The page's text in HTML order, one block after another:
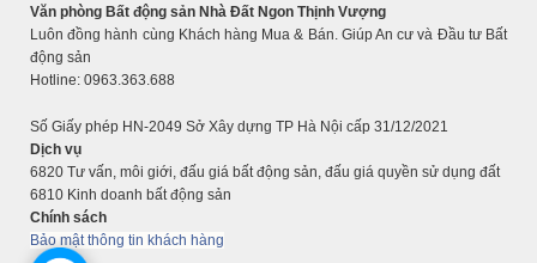
Văn phòng Bất động sản Nhà Đất Ngon Thịnh Vượng
Luôn đồng hành cùng Khách hàng Mua & Bán. Giúp An cư và Đầu tư Bất
động sản
Hotline: 0963.363.688
Số Giấy phép HN-2049 Sở Xây dựng TP Hà Nội cấp 31/12/2021
Dịch vụ
6820 Tư vấn, môi giới, đấu giá bất động sản, đấu giá quyền sử dụng đất
6810 Kinh doanh bất động sản
Chính sách
Bảo mật thông tin khách hàng